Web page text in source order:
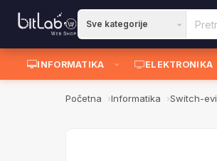
INFORMATIKA ELEKTRONIKA
Početna Informatika Switch-evi